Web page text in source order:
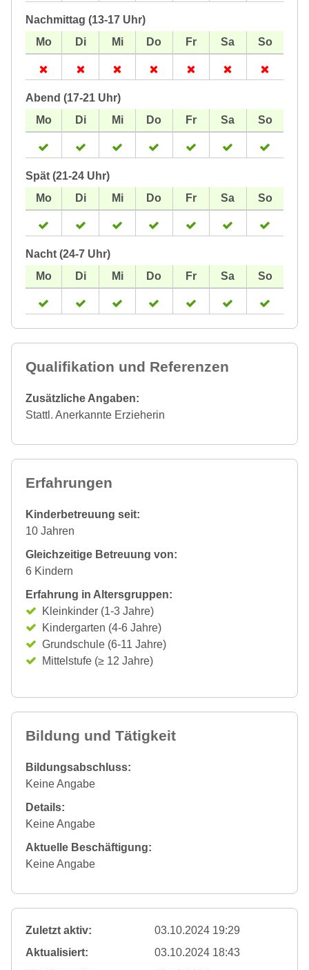
Nachmittag (13-17 Uhr)
Abend (17-21 Uhr)
Spät (21-24 Uhr)
Nacht (24-7 Uhr)
Qualifikation und Referenzen
Zusätzliche Angaben:
Stattl. Anerkannte Erzieherin
Erfahrungen
Kinderbetreuung seit:
10 Jahren
Gleichzeitige Betreuung von:
6 Kindern
Erfahrung in Altersgruppen:
Kleinkinder (1-3 Jahre)
Kindergarten (4-6 Jahre)
Grundschule (6-11 Jahre)
Mittelstufe (≥ 12 Jahre)
Bildung und Tätigkeit
Bildungsabschluss:
Keine Angabe
Details:
Keine Angabe
Aktuelle Beschäftigung:
Keine Angabe
Zuletzt aktiv:
03.10.2024 19:29
Aktualisiert:
03.10.2024 18:43